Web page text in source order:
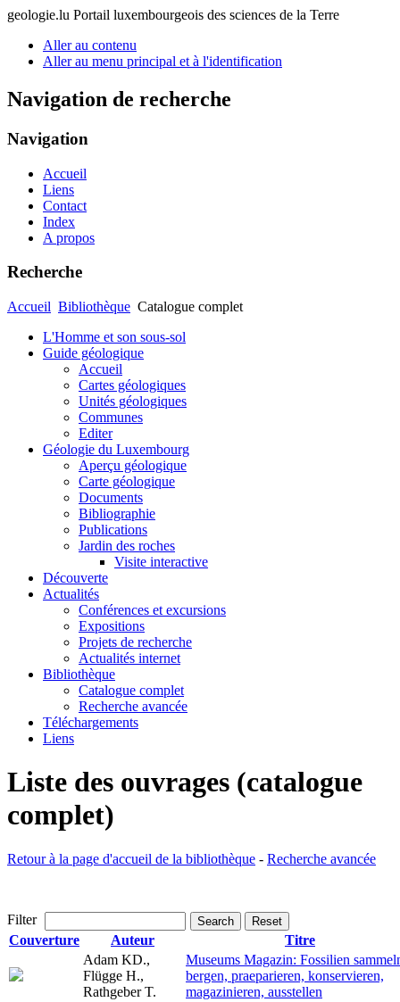
geologie.lu Portail luxembourgeois des sciences de la Terre
Aller au contenu
Aller au menu principal et à l'identification
Navigation de recherche
Navigation
Accueil
Liens
Contact
Index
A propos
Recherche
Accueil Bibliothèque Catalogue complet
L'Homme et son sous-sol
Guide géologique
Accueil
Cartes géologiques
Unités géologiques
Communes
Editer
Géologie du Luxembourg
Aperçu géologique
Carte géologique
Documents
Bibliographie
Publications
Jardin des roches
Visite interactive
Découverte
Actualités
Conférences et excursions
Expositions
Projets de recherche
Actualités internet
Bibliothèque
Catalogue complet
Recherche avancée
Téléchargements
Liens
Liste des ouvrages (catalogue
complet)
Retour à la page d'accueil de la bibliothèque - Recherche avancée
Filter Search Reset
Couverture Auteur
Titre
Adam KD.,
Flügge H.,
Rathgeber T.
Museums Magazin: Fossilien
bergen, praeparieren, konservieren,
magazinieren, ausstellen